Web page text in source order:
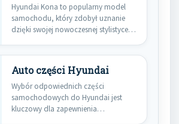
Hyundai Kona to popularny model
samochodu, który zdobył uznanie
dzięki swojej nowoczesnej stylistyce
Auto części Hyundai
Wybór odpowiednich części
samochodowych do Hyundai jest
kluczowy dla zapewnienia